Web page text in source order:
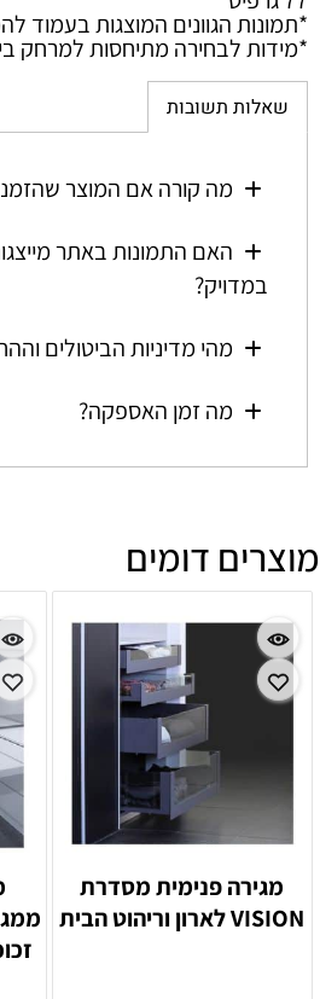
*תמונות הגוונים המוצגות בעמוד
*מידות לבחירה מתיחסות למרחק
שאלות תשובות
מה קורה אם המוצר
האם התמונות באתר
במדויק?
מהי מדיניות הביטולים
מה זמן האספקה?
מוצרים דומים
מגירה פנימית מסדרת
VISION לארון וריהוט הבית